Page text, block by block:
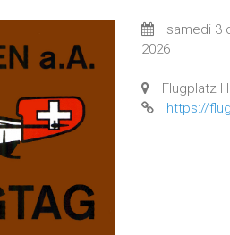
samedi 3
2026
Flugplatz
https://